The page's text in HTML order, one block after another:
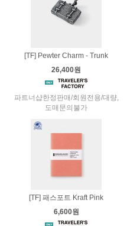
[TF] Pewter Charm - Trunk
26,400원
파트너샵한정판매/회원전용/대량,
도매문의불가
[TF] 패스포트 Kraft Pink
6,600원